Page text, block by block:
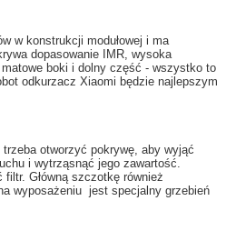
w konstrukcji modułowej i ma
dopasowanie IMR, wysoka
matowe boki i dolny część - wszystko to
odkurzacz Xiaomi będzie najlepszym
trzeba otworzyć pokrywę, aby wyjąć
i wytrząsnąć jego zawartość.
filtr. Główną szczotkę również
wyposażeniu jest specjalny grzebień